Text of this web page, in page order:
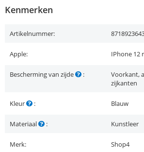
Kenmerken
Artikelnummer:
Apple: IPhone 12
Bescherming van zijde :
Voorkant,
zijkanten
Kleur : Blauw
Materiaal : Kunstleer
Merk: Shop4